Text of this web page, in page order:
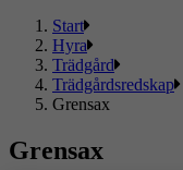
Start
Hyra
Trädgård
Trädgårdsredskap
Grensax
Grensax